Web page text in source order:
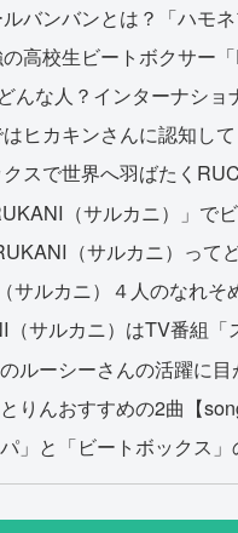
バンバンとは？「ハモ
高校生ビートボクサー
んな人？インターナシ
ヒカキンさんに認知し
スで世界へ羽ばたく
（サルカニ）」で
（サルカニ）って
サルカニ）４人のなれそ
サルカニ）はTV番組「
ルーシーさんの活躍に
りんおすすめの2曲【
」と「ビートボックス」